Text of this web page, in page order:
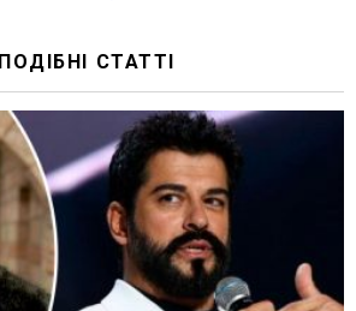
ПОДІБНІ СТАТТІ